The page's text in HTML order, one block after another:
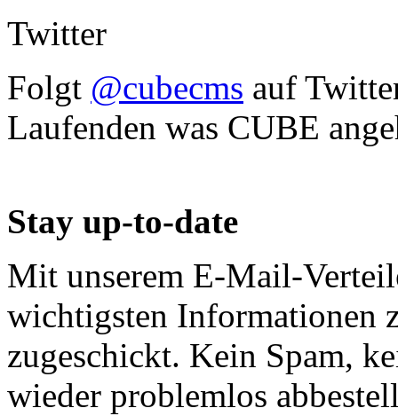
Twitter
Folgt @cubecms auf
Laufenden was CUBE
Stay up-to-date
Mit unserem E-Mail-
wichtigsten Informationen
zugeschickt. Kein Spam,
wieder problemlos